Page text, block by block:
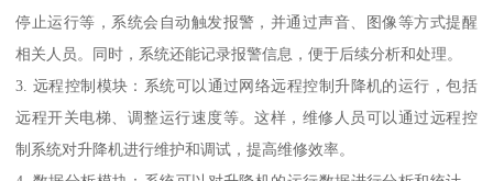
停止运行等，系统会自动触发报警，并通过声音、图像等方式提醒
相关人员。同时，系统还能记录报警信息，便于后续分析和处理。
3. 远程控制模块：系统可以通过网络远程控制升降机的运行，包括
远程开关电梯、调整运行速度等。这样，维修人员可以通过远程控
制系统对升降机进行维护和调试，提高维修效率。